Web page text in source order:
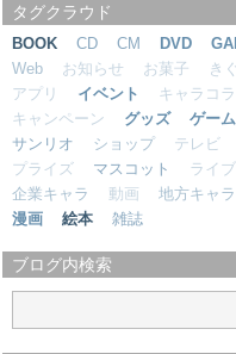
タグクラウド
BOOK CD CM DVD
Web
お知らせ お菓子 き
アプリ
イベント キャラコ
キャンペーン
グッズ ゲーム
サンリオ
ショップ テレビ
プライズ
マスコット ライブ
企業キャラ
動画 地方キャラ
漫画
絵本 雑誌
ブログ内検索